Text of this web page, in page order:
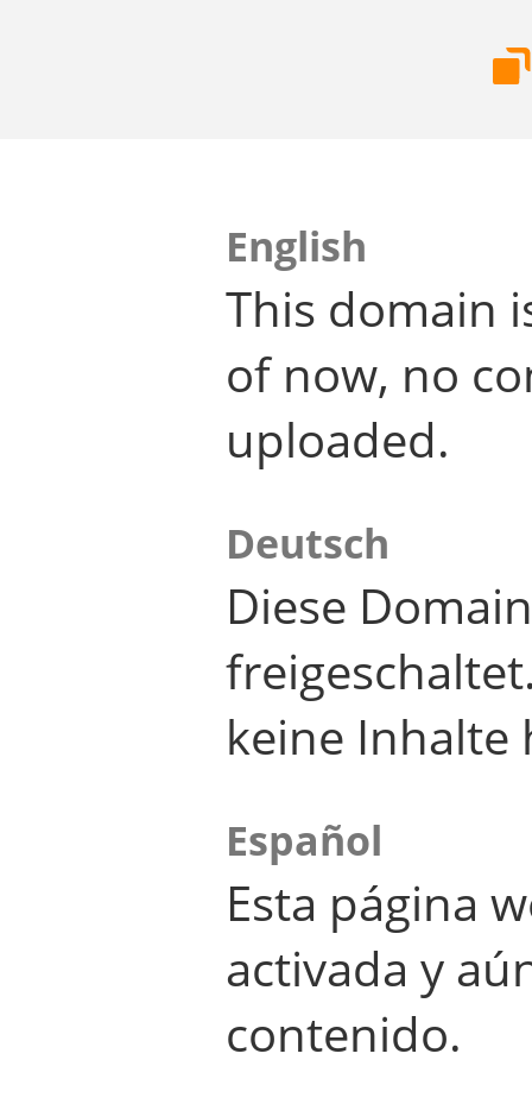
English
This domain
of now, no
uploaded.
Deutsch
Diese
keine Inhalte
Español
Esta página
activada y
contenido.